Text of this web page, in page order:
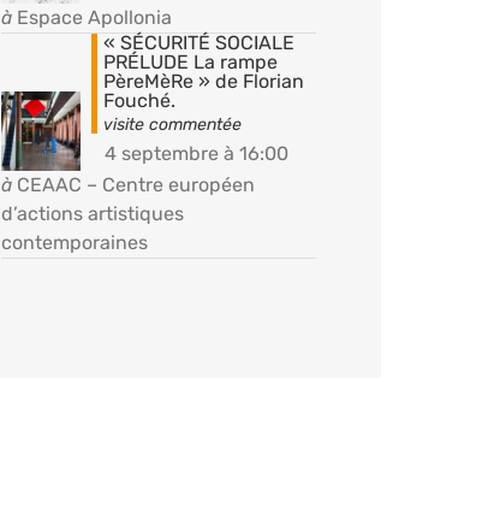
à Espace Apollonia
« SÉCURITÉ SOCIALE
PRÉLUDE La rampe
PèreMèRe » de Florian
Fouché.
4 septembre à 16:00
à CEAAC – Centre européen
d’actions artistiques
contemporaines